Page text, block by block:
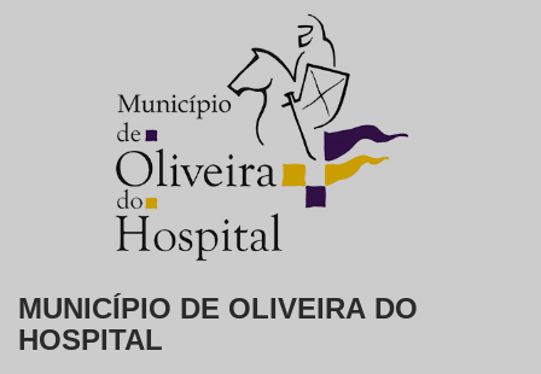
PRODUTOS
MUNICÍPIO DE OLIVEIRA DO
HOSPITAL